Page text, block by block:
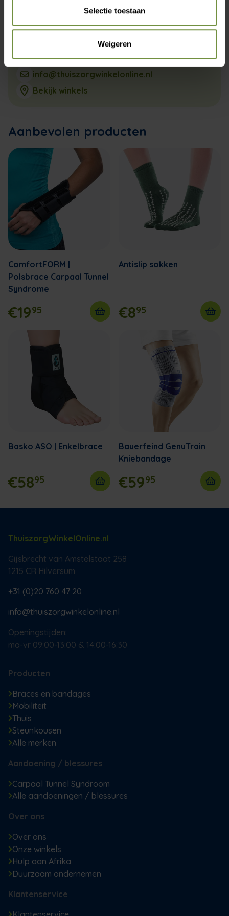
Selectie toestaan
Weigeren
+31 (0)20 760 47 20
info@thuiszorgwinkelonline.nl
Bekijk winkels
Aanbevolen producten
ComfortFORM |
Polsbrace Carpaal Tunnel
Syndrome
€1995
Antislip sokken
€895
Basko ASO | Enkelbrace
€5895
Bauerfeind GenuTrain
Kniebandage
€5995
ThuiszorgWinkelOnline.nl
Gijsbrecht van Amstelstaat 258
1215 CR Hilversum
+31 (0)20 760 47 20
info@thuiszorgwinkelonline.nl
Openingstijden:
ma-vr 09:00-13:00 & 14:00-16:30
Producten
Braces en bandages
Mobiliteit
Thuis
Steunkousen
Alle merken
Aandoening / blessures
Carpaal Tunnel Syndroom
Alle aandoeningen / blessures
Over ons
Over ons
Onze winkels
Hulp aan Afrika
Duurzaam ondernemen
Klantenservice